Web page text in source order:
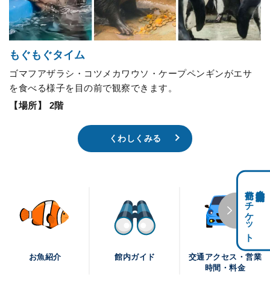
もぐもぐタイム
ゴマフアザラシ・コツメカワウソ・ケープペンギンがエサ
を食べる様子を目の前で観察できます。
【場所】 2階
くわしくみる
お魚紹介 館内ガイド
交通アクセス・営業
時間・料金
前売りチケット